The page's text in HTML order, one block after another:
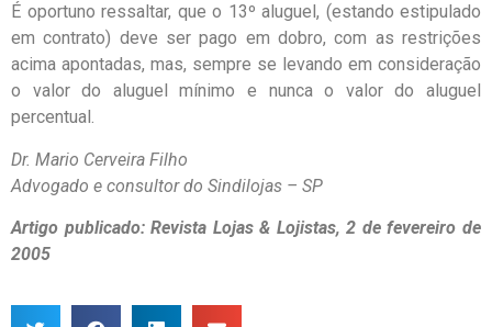
É oportuno ressaltar, que o 13º aluguel, (estando estipulado
em contrato) deve ser pago em dobro, com as restrições
acima apontadas, mas, sempre se levando em consideração
o valor do aluguel mínimo e nunca o valor do aluguel
percentual.
Dr. Mario Cerveira Filho
Advogado e consultor do Sindilojas – SP
Artigo publicado: Revista Lojas & Lojistas, 2 de fevereiro de
2005